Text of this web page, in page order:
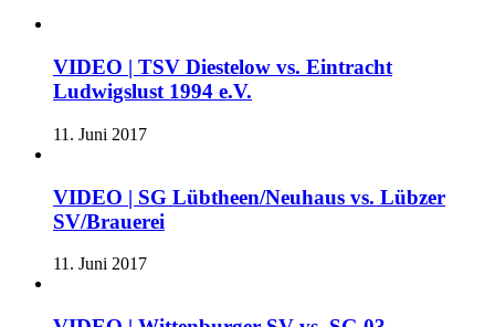
VIDEO | TSV Diestelow vs. Eintracht
Ludwigslust 1994 e.V.
11. Juni 2017
VIDEO | SG Lübtheen/Neuhaus vs. Lübzer
SV/Brauerei
11. Juni 2017